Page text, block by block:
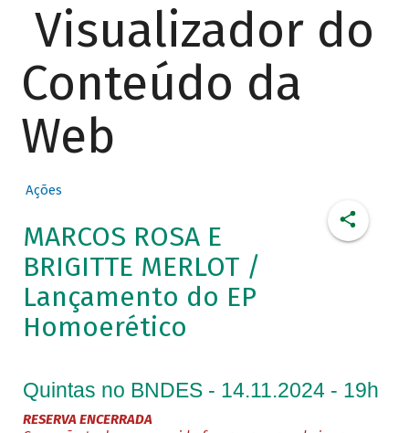
Visualizador do
Conteúdo da
Web
Ações
MARCOS ROSA E
BRIGITTE MERLOT /
Lançamento do EP
Homoerético
Quintas no BNDES - 14.11.2024 - 19h
RESERVA ENCERRADA